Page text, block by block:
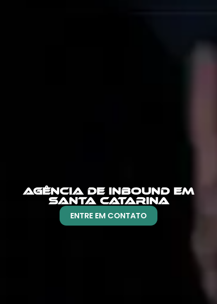
AGÊNCIA DE INBOUND EM
SANTA CATARINA
ENTRE EM CONTATO